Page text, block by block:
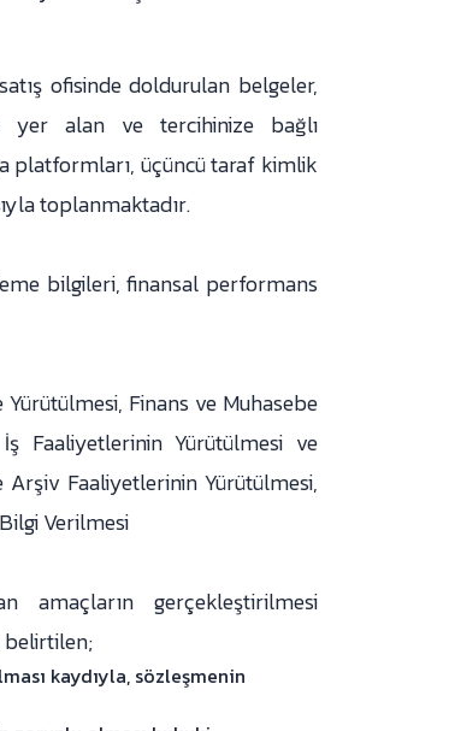
ofisinde doldurulan belgeler,
yer alan ve tercihinize bağlı
platformları, üçüncü taraf kimlik
toplanmaktadır.
bilgileri, finansal performans
Finans ve Muhasebe
Faaliyetlerinin Yürütülmesi ve
Faaliyetlerinin Yürütülmesi,
Verilmesi
amaçların gerçekleştirilmesi
belirtilen;
kaydıyla, sözleşmenin